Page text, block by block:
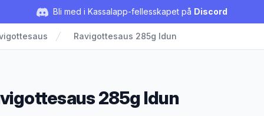
Bli med i Kassalapp-fellesskapet på Discord
Ravigottesaus 285g Idun
285g Idun